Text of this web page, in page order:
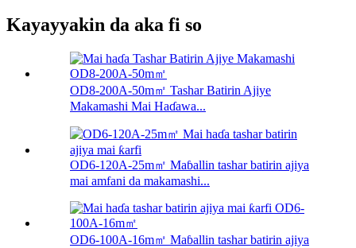
Kayayyakin da aka fi so
OD8-200A-50m㎡ Tashar Batirin Ajiye
Makamashi Mai Haɗawa...
OD6-120A-25m㎡ Maɓallin tashar batirin ajiya
mai amfani da makamashi...
OD6-100A-16m㎡ Maɓallin tashar batirin ajiya